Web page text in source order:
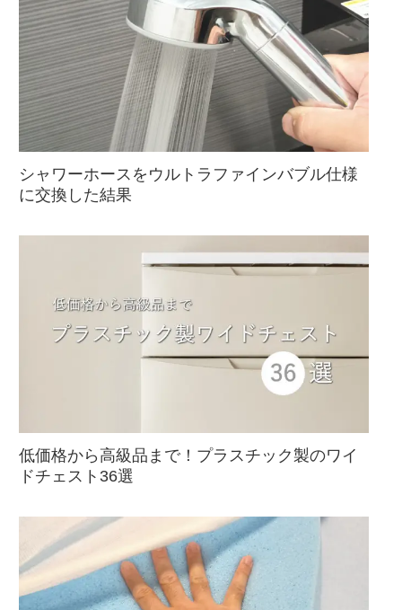
シャワーホースをウルトラファインバブル仕様
に交換した結果
低価格から高級品まで！プラスチック製のワイ
ドチェスト36選